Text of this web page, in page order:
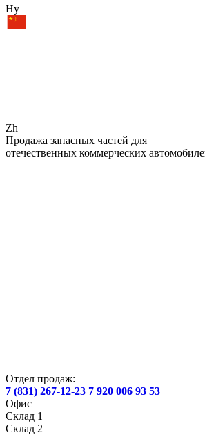
Hy
Zh
Продажа запасных частей для
отечественных коммерческих
Отдел продаж:
7 (831) 267-12-23 7 920 006 93 53
Офис
Склад 1
Склад 2